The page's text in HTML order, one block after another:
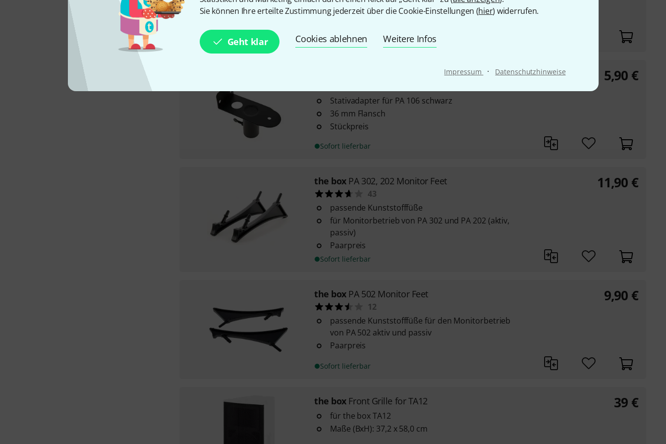
Sie können Ihre erteilte Zustimmung jederzeit über die Cookie-Einstellungen (hier) widerrufen.
Geht klar Cookies ablehnen Weitere Infos
Impressum · Datenschutzhinweise
Sofort lieferbar
Stativadapter für PA 106 schwarz
36 mm Flansch
Stückpreis
Sofort lieferbar
5,90 €
the box PA 302, 202 Monitor Feet
43
passende Kunststofffüße
für Monitorbetrieb von PA 302 und PA 202 (aktiv,
passiv)
Paarpreis
Sofort lieferbar
11,90 €
the box PA 502 Monitor Feet
12
passende Kunststofffüße für den Monitorbetrieb
von PA 502 aktiv und passiv
Paarpreis
Sofort lieferbar
9,90 €
the box Front Grille for TA12
für the box TA12
Maße (BxH): 37,2 x 58,0 cm
39 €